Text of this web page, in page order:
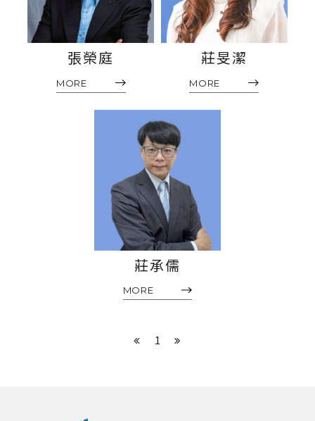
張榮庭
MORE
莊旻潔
MORE
莊承儒
MORE
1